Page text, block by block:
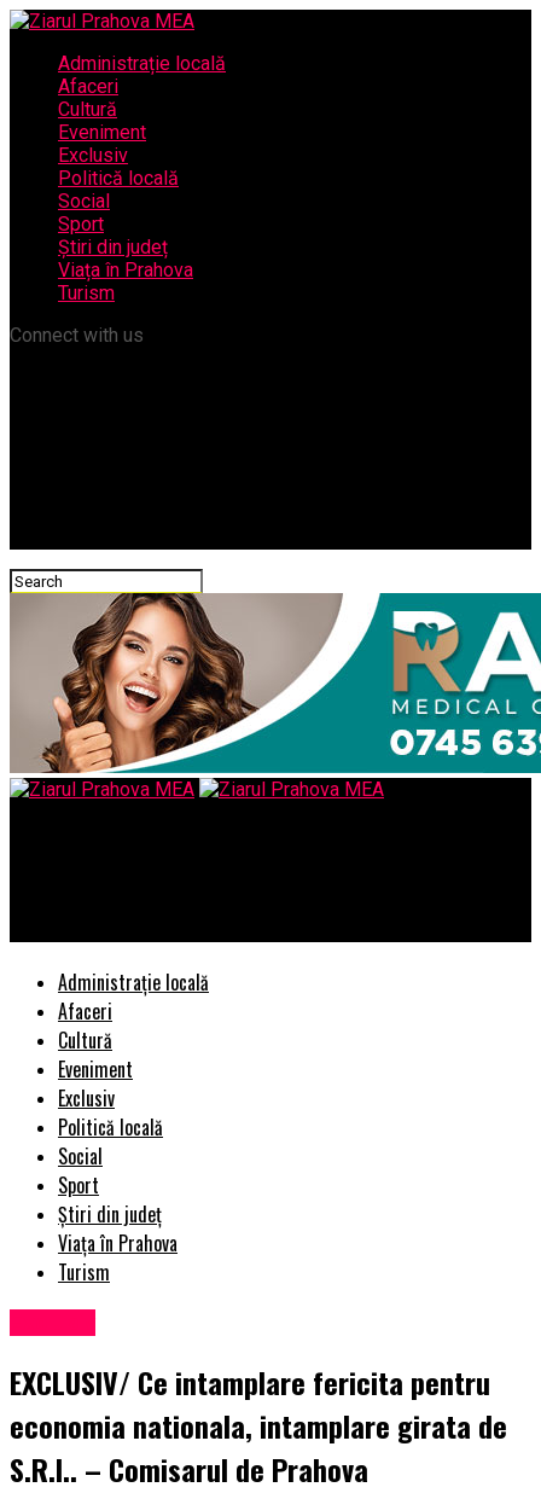
Administrație locală
Afaceri
Cultură
Eveniment
Exclusiv
Politică locală
Social
Sport
Știri din județ
Viața în Prahova
Turism
Connect with us
Administrație locală
Afaceri
Cultură
Eveniment
Exclusiv
Politică locală
Social
Sport
Știri din județ
Viața în Prahova
Turism
EXCLUSIV/ Ce intamplare fericita pentru
economia nationala, intamplare girata de
S.R.I.. – Comisarul de Prahova